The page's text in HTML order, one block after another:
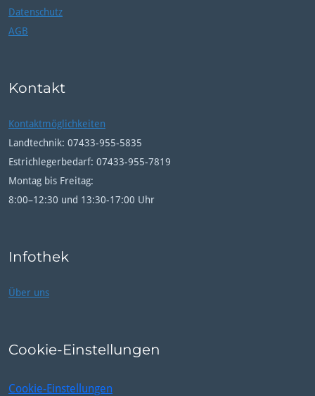
Datenschutz
AGB
Kontakt
Kontaktmöglichkeiten
Landtechnik: 07433-955-5835
Estrichlegerbedarf: 07433-955-7819
Montag bis Freitag:
8:00–12:30 und 13:30-17:00 Uhr
Infothek
Über uns
Cookie-Einstellungen
Cookie-Einstellungen